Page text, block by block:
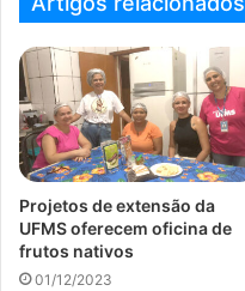
Projetos de extensão da
UFMS oferecem oficina de
frutos nativos
01/12/2023